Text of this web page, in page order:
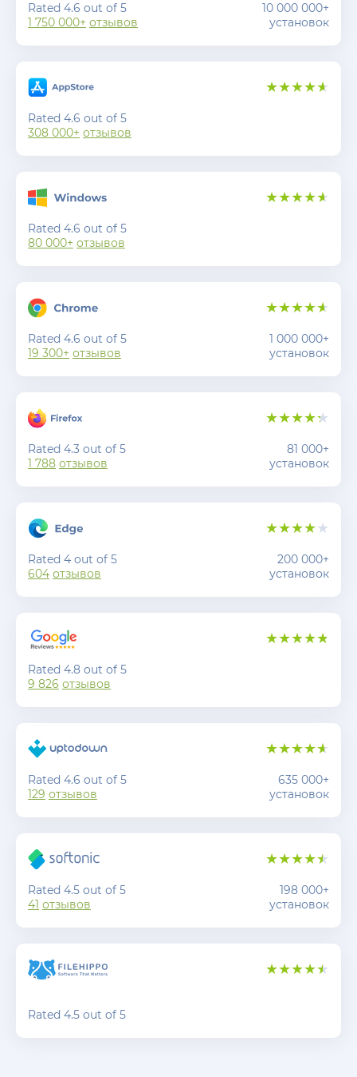
Rated 4.6 out of 5
1 750 000+ отзывов
10 000 000+
установок
Rated 4.6 out of 5
308 000+ отзывов
Rated 4.6 out of 5
80 000+ отзывов
Rated 4.6 out of 5
19 300+ отзывов
1 000 000+
установок
Rated 4.3 out of 5
1 788 отзывов
81 000+
установок
Rated 4 out of 5
604 отзывов
200 000+
установок
Rated 4.8 out of 5
9 826 отзывов
Rated 4.6 out of 5
129 отзывов
635 000+
установок
Rated 4.5 out of 5
41 отзывов
198 000+
установок
Rated 4.5 out of 5